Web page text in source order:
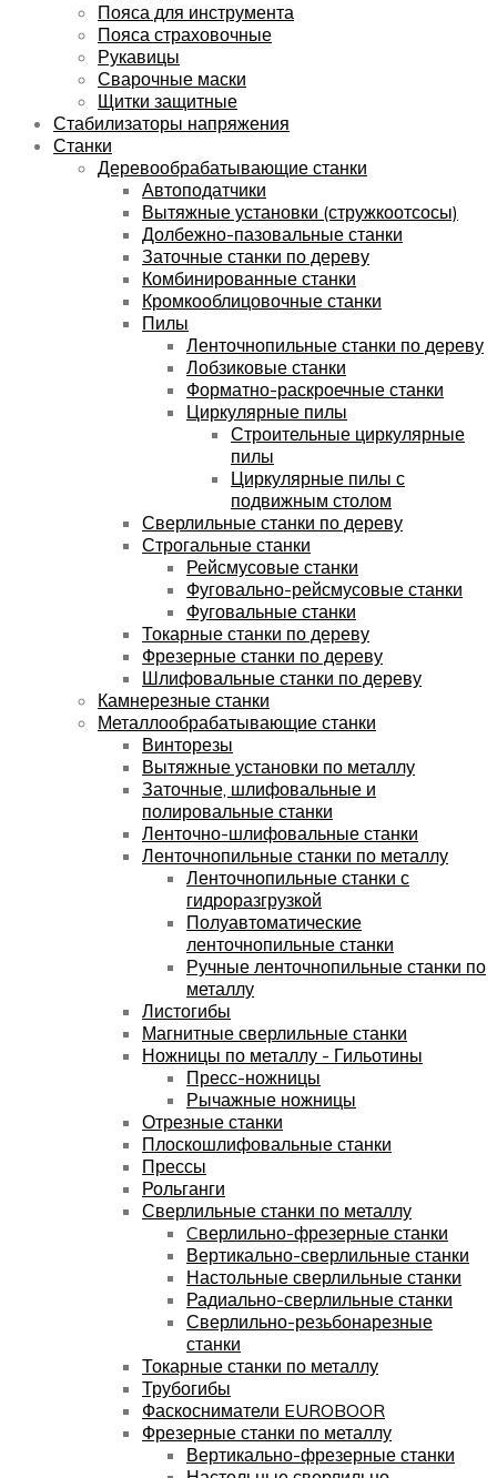
Пояса для инструмента
Пояса страховочные
Рукавицы
Сварочные маски
Щитки защитные
Стабилизаторы напряжения
Станки
Деревообрабатывающие станки
Автоподатчики
Вытяжные установки (стружкоотсосы)
Долбежно-пазовальные станки
Заточные станки по дереву
Комбинированные станки
Кромкооблицовочные станки
Пилы
Ленточнопильные станки по дереву
Лобзиковые станки
Форматно-раскроечные станки
Циркулярные пилы
Строительные циркулярные
пилы
Циркулярные пилы с
подвижным столом
Сверлильные станки по дереву
Строгальные станки
Рейсмусовые станки
Фуговально-рейсмусовые станки
Фуговальные станки
Токарные станки по дереву
Фрезерные станки по дереву
Шлифовальные станки по дереву
Камнерезные станки
Металлообрабатывающие станки
Винторезы
Вытяжные установки по металлу
Заточные, шлифовальные и
полировальные станки
Ленточно-шлифовальные станки
Ленточнопильные станки по металлу
Ленточнопильные станки с
гидроразгрузкой
Полуавтоматические
ленточнопильные станки
Ручные ленточнопильные станки по
металлу
Листогибы
Магнитные сверлильные станки
Ножницы по металлу - Гильотины
Пресс-ножницы
Рычажные ножницы
Отрезные станки
Плоскошлифовальные станки
Прессы
Рольганги
Сверлильные станки по металлу
Cверлильно-фрезерные станки
Вертикально-сверлильные станки
Настольные сверлильные станки
Радиально-сверлильные станки
Сверлильно-резьбонарезные
станки
Токарные станки по металлу
Трубогибы
Фаскосниматели EUROBOOR
Фрезерные станки по металлу
Вертикально-фрезерные станки